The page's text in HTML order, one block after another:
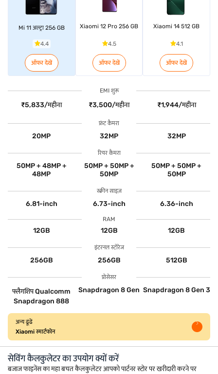
Mi 11 अल्ट्रा 256 GB
4.4
ऑफर देखें
Xiaomi 12 Pro 256 GB
4.5
ऑफर देखें
Xiaomi 14 512 GB
4.1
ऑफर देखें
EMI शुरू
₹5,833/महीना ₹3,500/महीना ₹1,944/महीना
फ्रंट कैमरा
20MP 32MP 32MP
रियर कैमरा
50MP + 48MP +
48MP
50MP + 50MP +
50MP
50MP + 50MP +
50MP
स्क्रीन साइज़
6.81-inch 6.73-inch 6.36-inch
RAM
12GB 12GB 12GB
इंटरनल स्टोरेज
256GB 256GB 512GB
प्रोसेसर
फ्लैगशिप Qualcomm
Snapdragon 888
Snapdragon 8 Gen Snapdragon 8 Gen 3
अन्य ढूंढें
Xiaomi स्मार्टफोन
सेविंग कैलकुलेटर का उपयोग क्यों करें
बजाज फाइनेंस का महा बचत कैलकुलेटर आपको पार्टनर स्टोर पर खरीदारी करने पर